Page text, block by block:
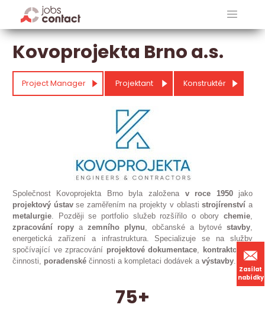
Zasílat
nabídky
Kovoprojekta Brno a.s.
Project Manager Projektant Konstruktér
Společnost Kovoprojekta Brno byla založena v roce 1950jako
projektový ústavse zaměřením na projekty v oblastistrojírenství a
metalurgie. Později se portfolio služeb rozšířilo o oborychemie,
zpracování ropya zemního plynu, občanské a bytovéstavby,
energetická zařízení a infrastruktura. Specializuje se na služby
spočívající ve zpracování projektové dokumentace,
kontraktorské
činnosti, poradenskéčinnosti a kompletaci dodávek a výstavby.
75+